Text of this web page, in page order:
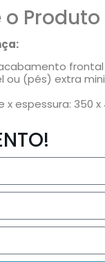
Produto
(pés) extra
espessura: 350